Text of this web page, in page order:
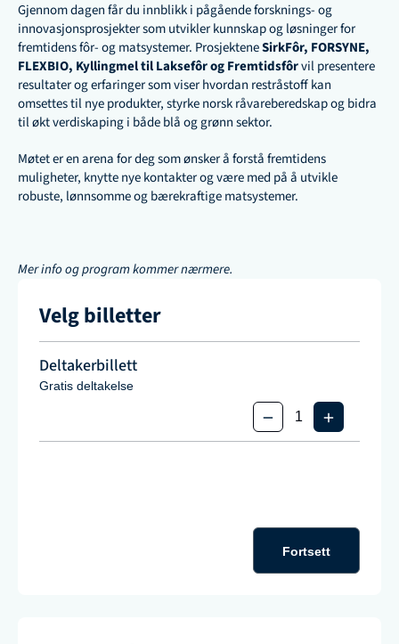
Gjennom dagen får du innblikk i pågående forsknings- og
innovasjonsprosjekter som utvikler kunnskap og løsninger for
fremtidens fôr- og matsystemer. Prosjektene SirkFôr, FORSYNE,
FLEXBIO, Kyllingmel til Laksefôr og Fremtidsfôr vil presentere
resultater og erfaringer som viser hvordan restråstoff kan
omsettes til nye produkter, styrke norsk råvareberedskap og bidra
til økt verdiskaping i både blå og grønn sektor.
Møtet er en arena for deg som ønsker å forstå fremtidens
muligheter, knytte nye kontakter og være med på å utvikle
robuste, lønnsomme og bærekraftige matsystemer.
Mer info og program kommer nærmere.
Velg billetter
Deltakerbillett
Gratis deltakelse
Fortsett